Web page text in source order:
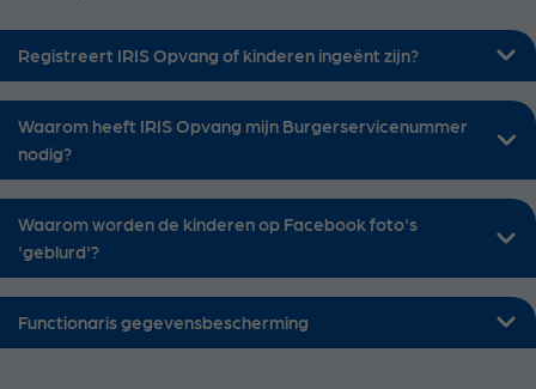
Registreert IRIS Opvang of kinderen ingeënt zijn?
Waarom heeft IRIS Opvang mijn Burgerservicenummer
nodig?
Waarom worden de kinderen op Facebook foto's
'geblurd'?
Functionaris gegevensbescherming